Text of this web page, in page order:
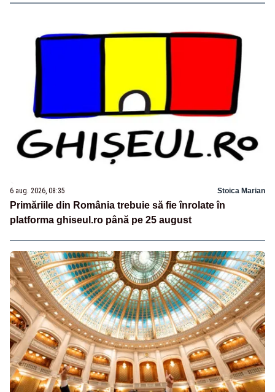
6 aug. 2026, 08:35 Stoica Marian
Primăriile din România trebuie să fie înrolate în
platforma ghiseul.ro până pe 25 august